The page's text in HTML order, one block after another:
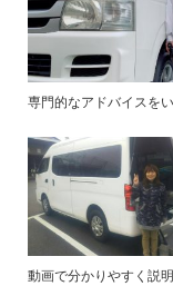
専門的なアドバイスを
動画で分かりやすく説